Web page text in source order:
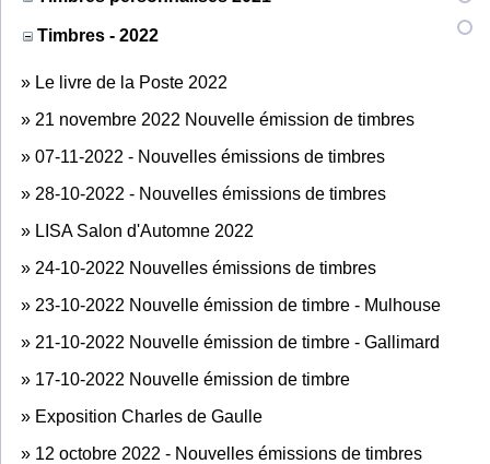
Timbres - 2022
» Le livre de la Poste 2022
» 21 novembre 2022 Nouvelle émission de timbres
» 07-11-2022 - Nouvelles émissions de timbres
» 28-10-2022 - Nouvelles émissions de timbres
» LISA Salon d'Automne 2022
» 24-10-2022 Nouvelles émissions de timbres
» 23-10-2022 Nouvelle émission de timbre - Mulhouse
» 21-10-2022 Nouvelle émission de timbre - Gallimard
» 17-10-2022 Nouvelle émission de timbre
» Exposition Charles de Gaulle
» 12 octobre 2022 - Nouvelles émissions de timbres